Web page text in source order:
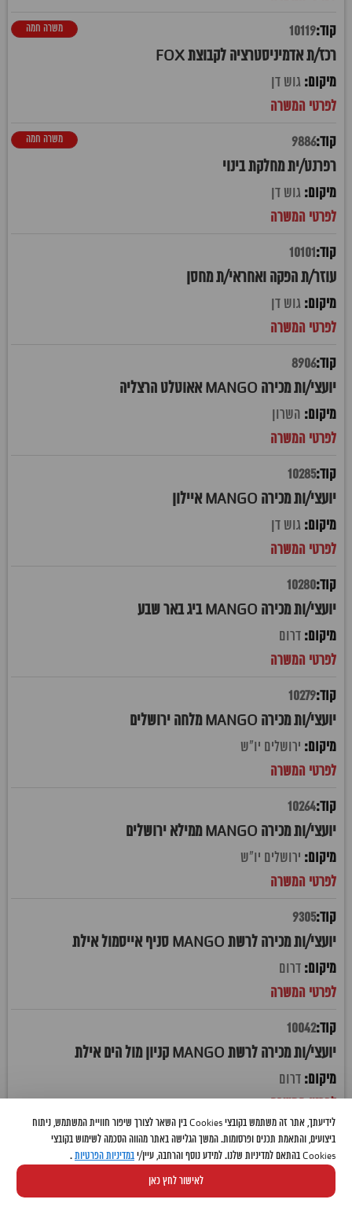
10119
רכז/ת אדמיניסטרציה לקבוצת FOX
משרה חמה
גוש דן
9886
רפרנט/ית מחלקת בינוי
משרה חמה
גוש דן
10101
עוזר/ת הפקה ואחראי/ת מחסן
גוש דן
8906
יועצי/ות מכירה MANGO אאוטלט הרצליה
השרון
10285
יועצי/ות מכירה MANGO איילון
גוש דן
10280
יועצי/ות מכירה MANGO ביג באר שבע
דרום
10279
יועצי/ות מכירה MANGO מלחה ירושלים
ירושלים יו"ש
10264
יועצי/ות מכירה MANGO ממילא ירושלים
ירושלים יו"ש
9305
יועצי/ות מכירה לרשת MANGO סניף אייסמול אילת
דרום
10042
יועצי/ות מכירה לרשת MANGO קניון מול הים אילת
דרום
10257
אחמ"ש/ית מוקד שירות לקוחות- דייסון
לידיעתך, אתר זה משתמש בקובצי Cookies בין השאר לצורך שיפור חוויית המשתמש, ניתוח
ביצועים, והתאמת תכנים ופרסומות. המשך הגלישה באתר מהווה הסכמה לשימוש בקובצי
Cookies בהתאם למדיניות שלנו. למידע נוסף והרחבה, עיין/י
במדיניות הפרטיות .
לאישור לחץ כאן